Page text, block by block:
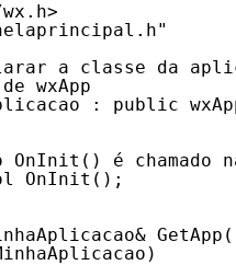
a classe da
wxApp
: public
OnInit() é chamado
OnInit();